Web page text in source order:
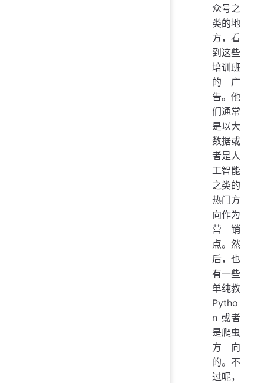
众号之
类的地
方，看
到这些
培训班
的广
告。他
们通常
是以大
数据或
者是人
工智能
之类的
热门方
向作为
营销
点。然
后，也
有一些
单纯教
Pytho
n 或者
是爬虫
方向
的。不
过呢，